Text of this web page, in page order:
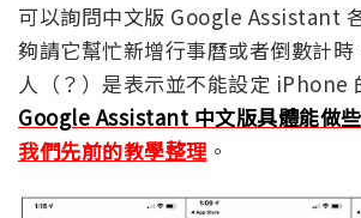
可以詢問中文版 Google Assistant
夠請它幫忙新增行事曆或者倒數計
人（？）是表示並不能設定 iPhone
Google Assistant 中文版具體能做
我們先前的教學整理。